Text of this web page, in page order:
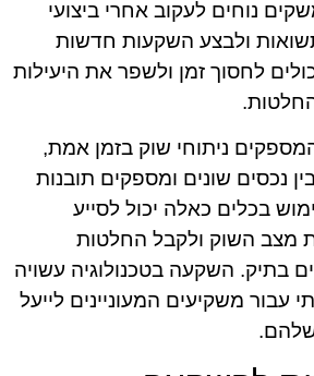
נוחים לעקוב אחרי ביצועי
ולבצע השקעות חדשות
לחסוך זמן ולשפר את היעילות
ניתוחי שוק בזמן אמת,
נכסים שונים ומספקים תובנות
בכלים כאלה יכול לסייע
מצב השוק ולקבל החלטות
בתיק. השקעה בטכנולוגיה עשויה
עבור משקיעים המעוניינים לייעל